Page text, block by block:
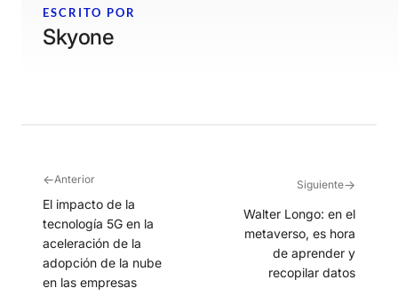
ESCRITO POR
Skyone
←Anterior
El impacto de la
tecnología 5G en la
aceleración de la
adopción de la nube
en las empresas
Siguiente→
Walter Longo: en el
metaverso, es hora
de aprender y
recopilar datos